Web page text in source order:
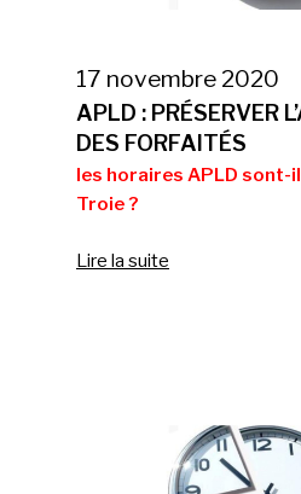
17 novembre 2020
APLD : PRÉSERVER
DES FORFAITÉS
les horaires APLD sont-
Troie ?
Lire la suite